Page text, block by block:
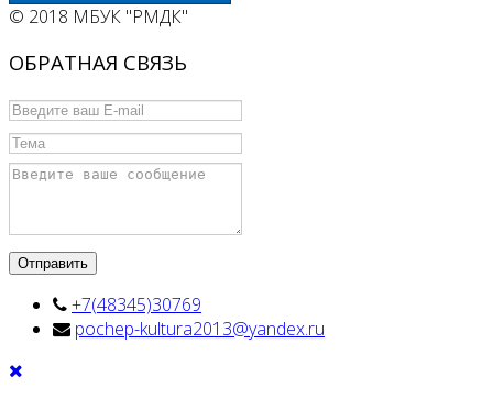
© 2018 МБУК "РМДК"
ОБРАТНАЯ СВЯЗЬ
+7(48345)30769
pochep-kultura2013@yandex.ru